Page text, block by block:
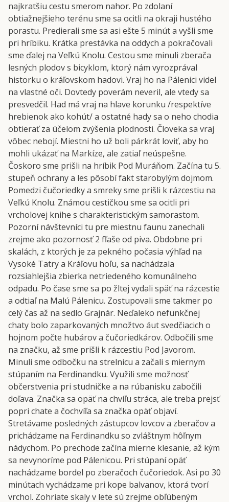
najkratšiu cestu smerom nahor. Po zdolaní
obtiažnejšieho terénu sme sa ocitli na okraji hustého
porastu. Predierali sme sa asi ešte 5 minút a vyšli sme
pri hríbiku. Krátka prestávka na oddych a pokračovali
sme ďalej na Veľkú Knolu. Cestou sme minuli zberača
lesných plodov s bicyklom, ktorý nám vyrozprával
historku o kráľovskom hadovi. Vraj ho na Pálenici videl
na vlastné oči. Dovtedy poverám neveril, ale vtedy sa
presvedčil. Had má vraj na hlave korunku /respektíve
hrebienok ako kohút/ a ostatné hady sa o neho chodia
obtierať za účelom zvýšenia plodnosti. Človeka sa vraj
vôbec nebojí. Miestni ho už boli párkrát loviť, aby ho
mohli ukázať na Markíze, ale zatiaľ neúspešne.
Čoskoro sme prišli na hríbik Pod Muráňom. Začína tu 5.
stupeň ochrany a les pôsobí fakt starobylým dojmom.
Pomedzi čučoriedky a smreky sme prišli k rázcestiu na
Veľkú Knolu. Známou cestičkou sme sa ocitli pri
vrcholovej knihe s charakteristickým samorastom.
Pozorní návštevníci tu pre miestnu faunu zanechali
zrejme ako pozornosť 2 fľaše od piva. Obdobne pri
skalách, z ktorých je za pekného počasia výhľad na
Vysoké Tatry a Kráľovu hoľu, sa nachádzala
rozsiahlejšia zbierka netriedeného komunálneho
odpadu. Po čase sme sa po žltej vydali späť na rázcestie
a odtiaľ na Malú Pálenicu. Zostupovali sme takmer po
celý čas až na sedlo Grajnár. Neďaleko nefunkčnej
chaty bolo zaparkovaných množtvo áut svedčiacich o
hojnom počte hubárov a čučoriedkárov. Odbočili sme
na značku, až sme prišli k rázcestiu Pod Javorom.
Minuli sme odbočku na strelnicu a začali s miernym
stúpaním na Ferdinandku. Využili sme možnosť
občerstvenia pri studničke a na rúbanisku zabočili
doľava. Značka sa opäť na chvíľu stráca, ale treba prejsť
popri chate a čochvíľa sa značka opäť objaví.
Stretávame posledných zástupcov lovcov a zberačov a
prichádzame na Ferdinandku so zvláštnym hôľnym
nádychom. Po prechode začína mierne klesanie, až kým
sa nevynoríme pod Pálenicou. Pri stúpaní opäť
nachádzame bordel po zberačoch čučoriedok. Asi po 30
minútach vychádzame pri kope balvanov, ktorá tvorí
vrchol. Zohriate skaly v lete sú zrejme obľúbeným